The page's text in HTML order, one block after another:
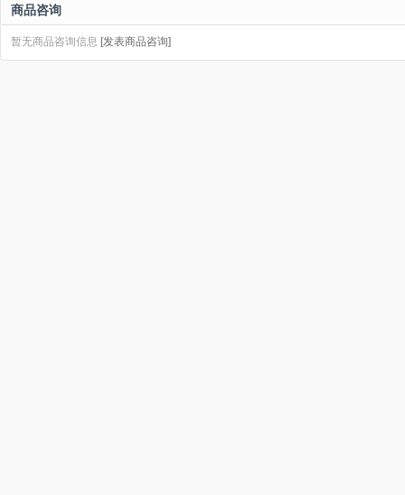
商品咨询
暂无商品咨询信息 [发表商品咨询]